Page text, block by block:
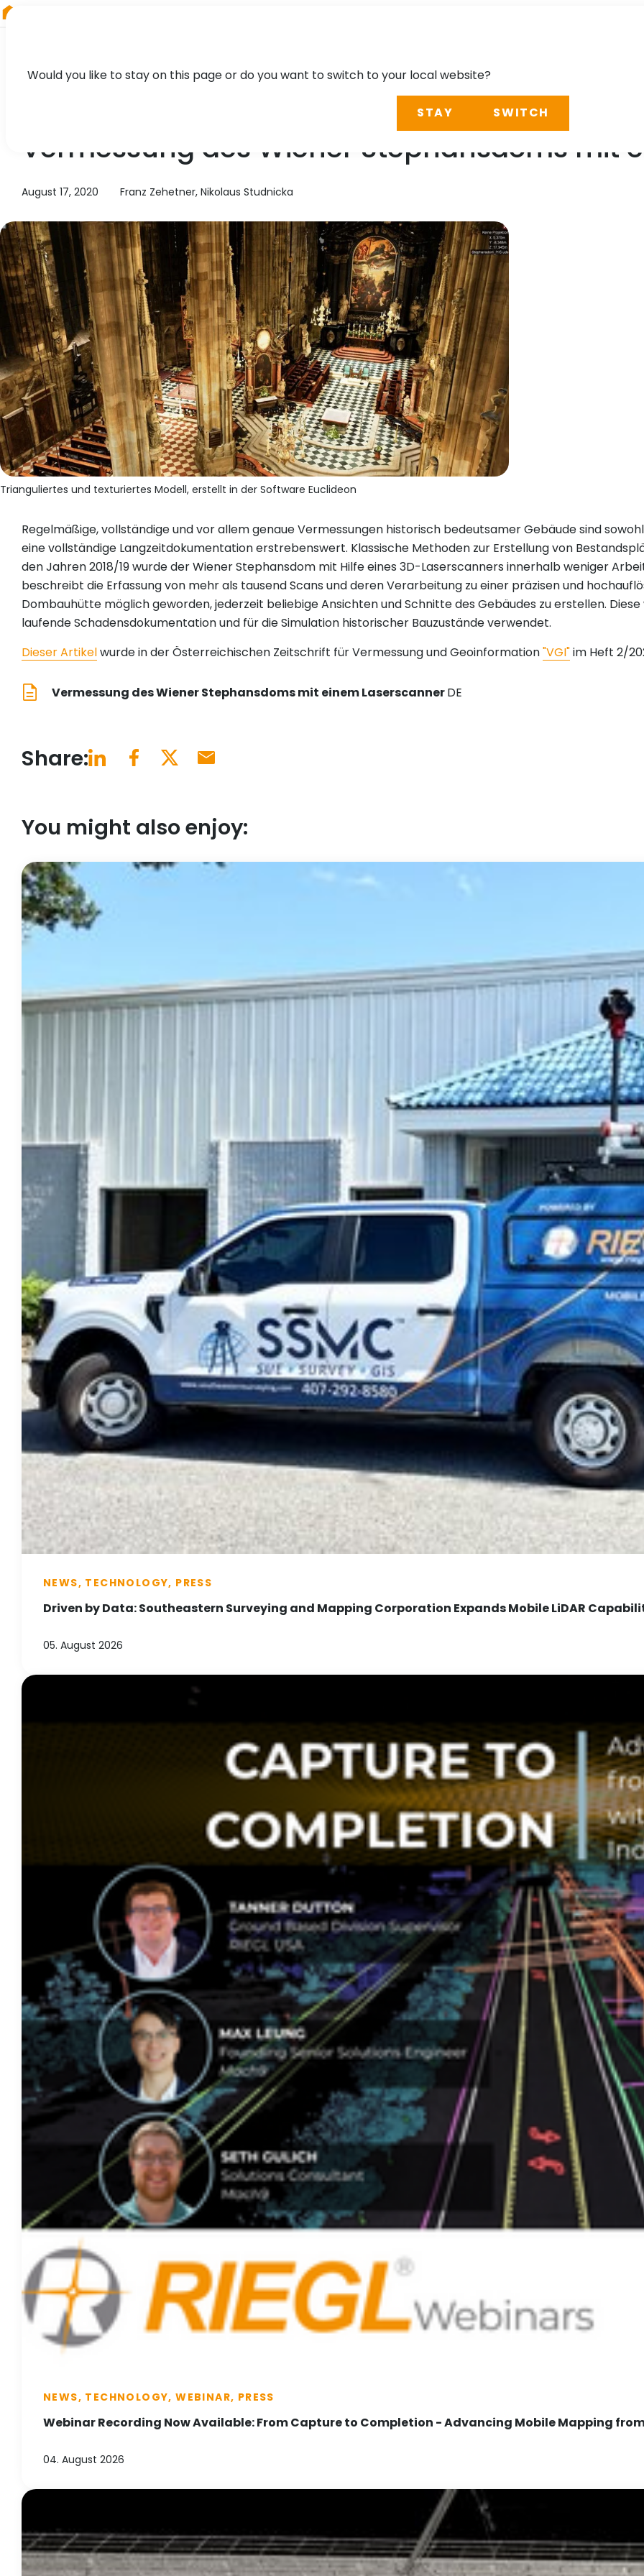
Vermessung des Wiener Stephansdoms mit
August 17, 2020 Franz Zehetner, Nikolaus Studnicka
Trianguliertes und texturiertes Modell, erstellt in der Software Euclideon
Regelmäßige, vollständige und vor allem genaue Vermessungen historisch bedeutsamer Gebäude sind
eine vollständige Langzeitdokumentation erstrebenswert. Klassische Methoden zur Erstellung von
den Jahren 2018/19 wurde der Wiener Stephansdom mit Hilfe eines 3D-Laserscanners innerhalb weniger
beschreibt die Erfassung von mehr als tausend Scans und deren Verarbeitung zu einer präzisen und
Dombauhütte möglich geworden, jederzeit beliebige Ansichten und Schnitte des Gebäudes zu erstellen.
laufende Schadensdokumentation und für die Simulation historischer Bauzustände verwendet.
Dieser Artikelwurde in der Österreichischen Zeitschrift für Vermessung und Geoinformation"VGI"im Heft 2/
Vermessung des Wiener Stephansdoms mit einem LaserscannerDE
Share:
You might also enjoy:
NEWS, TECHNOLOGY, PRESS
Driven by Data: Southeastern Surveying and Mapping Corporation Expands Mobile LiDAR
05. August 2026
NEWS, TECHNOLOGY, WEBINAR, PRESS
Webinar Recording Now Available: From Capture to Completion - Advancing Mobile Mapping
04. August 2026
Would you like to stay on this page or do you want to switch to your local website?
STAY SWITCH